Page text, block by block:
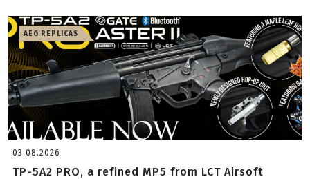
AEG REPLICAS
03.08.2026
TP-5A2 PRO, a refined MP5 from LCT Airsoft